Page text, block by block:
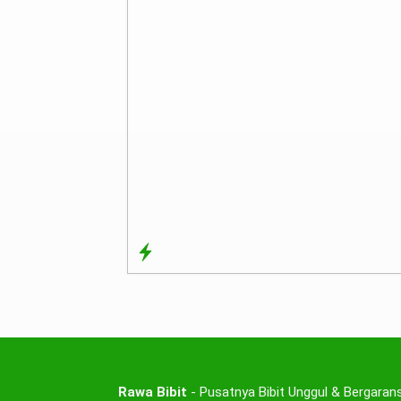
Rawa Bibit - Pusatnya Bibit Unggul &